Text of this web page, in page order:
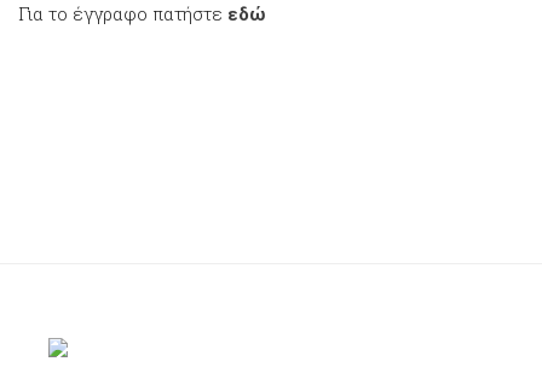
Για το έγγραφο πατήστε εδώ